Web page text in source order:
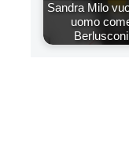
Sandra Milo
uomo
Berlusconi